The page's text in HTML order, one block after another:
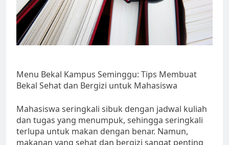
Menu Bekal Kampus Seminggu: Tips Membuat
Bekal Sehat dan Bergizi untuk Mahasiswa
Mahasiswa seringkali sibuk dengan jadwal kuliah
dan tugas yang menumpuk, sehingga seringkali
terlupa untuk makan dengan benar. Namun,
makanan yang sehat dan bergizi sangat penting